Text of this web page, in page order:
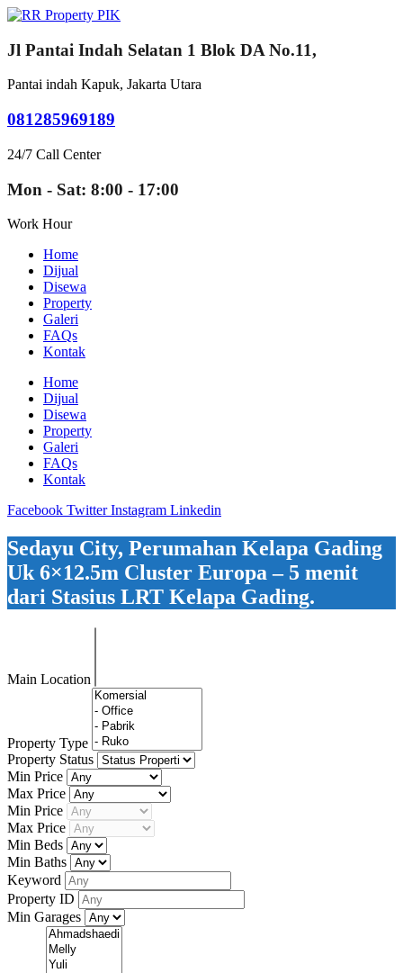
Jl Pantai Indah Selatan 1 Blok DA No.11,
Pantai indah Kapuk, Jakarta Utara
081285969189
24/7 Call Center
Mon - Sat: 8:00 - 17:00
Work Hour
Home
Dijual
Disewa
Property
Galeri
FAQs
Kontak
Home
Dijual
Disewa
Property
Galeri
FAQs
Kontak
Facebook Twitter Instagram Linkedin
Sedayu City, Perumahan Kelapa Gading
Uk 6×12.5m Cluster Europa – 5 menit
dari Stasius LRT Kelapa Gading.
Main Location
Property Type
Property Status
Min Price
Max Price
Min Price
Max Price
Min Beds
Min Baths
Keyword
Property ID
Min Garages